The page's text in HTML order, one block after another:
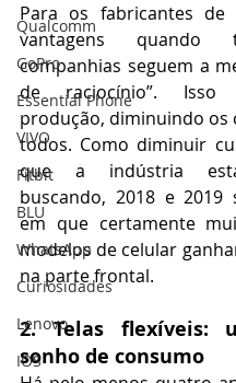
Qualcomm
GoPro
Essential Phone
VIVO
Fitbit
BLU
WhatsApp
Curiosidades
Lenovo
IOS
Para os fabricantes de
vantagens quando
companhias seguem a
de raciocínio”.
produção, diminuindo os
todos. Como diminuir
que a indústria
buscando, 2018 e 2019
em que certamente
modelos de celular
na parte frontal.
2. Telas flexíveis:
sonho de consumo